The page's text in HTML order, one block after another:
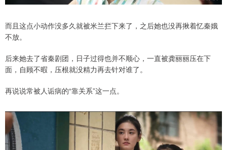
而且这点小动作没多久就被米兰拦下来了，之后她也没再揪着忆秦娥
不放。
后来她去了省秦剧团，日子过得也并不顺心，一直被龚丽丽压在下
面，自顾不暇，压根就没精力再去针对谁了。
再说说常被人诟病的“靠关系”这一点。